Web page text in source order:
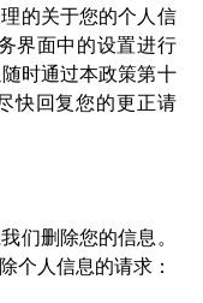
的关于您的个人信
界面中的设置进行
时通过本政策第十
快回复您的更正请
们删除您的信息。
个人信息的请求：